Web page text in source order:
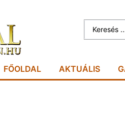
FŐOLDAL AKTUÁLIS